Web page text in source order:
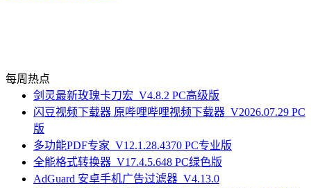
每周热点
剑灵最新玫瑰卡刀宏_V4.8.2 PC高级版
闪豆视频下载器 原哔哩哔哩视频下载器_V2026.07.29 PC
版
多功能PDF专家_V12.1.28.4370 PC专业版
全能格式转换器_V17.4.5.648 PC绿色版
AdGuard 安卓手机广告过滤器_V4.13.0